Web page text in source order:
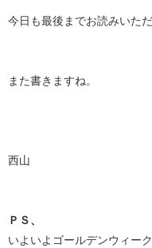
今日も最後までお読みいた
また書きますね。
西山
ＰＳ、
いよいよゴールデンウィーク